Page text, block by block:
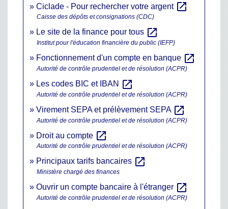
Ciclade - Pour rechercher votre argent open_in_new
Caisse des dépôts et consignations (CDC)
Le site de la finance pour tous open_in_new
Institut pour l'éducation financière du public (IEFP)
Fonctionnement d'un compte en banque open_in_new
Autorité de contrôle prudentiel et de résolution (ACPR)
Les codes BIC et IBAN open_in_new
Autorité de contrôle prudentiel et de résolution (ACPR)
Virement SEPA et prélèvement SEPA open_in_new
Autorité de contrôle prudentiel et de résolution (ACPR)
Droit au compte open_in_new
Autorité de contrôle prudentiel et de résolution (ACPR)
Principaux tarifs bancaires open_in_new
Ministère chargé des finances
Ouvrir un compte bancaire à l'étranger open_in_new
Autorité de contrôle prudentiel et de résolution (ACPR)